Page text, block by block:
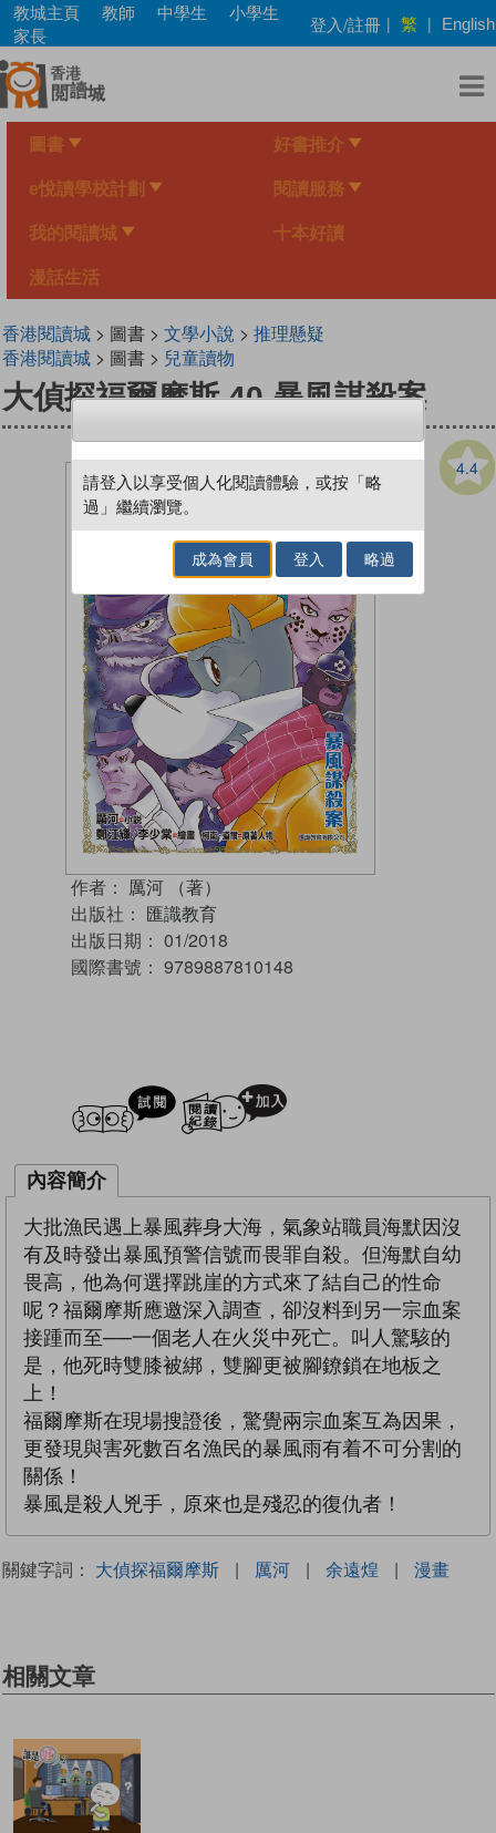
Skip
main
content
教城主頁 教師 中學生
小學生
家長
登入/註冊 | 繁 | English
圖書 好書推介
e悅讀學校計劃 閱讀服務
我的閱讀城 十本好讀
漫話生活
香港閱讀城> 圖書 > 文學小說 > 推理懸疑
香港閱讀城> 圖書 > 兒童讀物
大偵探福爾摩斯 40 暴風謀殺案
4.4
作者： 厲河 （著）
出版社： 匯識教育
出版日期： 01/2018
國際書號： 9789887810148
試閲
內容簡介
大批漁民遇上暴風葬身大海，氣象站職員海默因沒
有及時發出暴風預警信號而畏罪自殺。但海默自幼
畏高，他為何選擇跳崖的方式來了結自己的性命
呢？福爾摩斯應邀深入調查，卻沒料到另一宗血案
接踵而至──一個老人在火災中死亡。叫人驚駭的
是，他死時雙膝被綁，雙腳更被腳鐐鎖在地板之
上！
福爾摩斯在現場搜證後，驚覺兩宗血案互為因果，
更發現與害死數百名漁民的暴風雨有着不可分割的
關係！
暴風是殺人兇手，原來也是殘忍的復仇者！
關鍵字詞： 大偵探福爾摩斯 | 厲河 | 余遠煌 | 漫畫
相關文章
請登入以享受個人化閱讀體驗，或按「略
過」繼續瀏覽。
成為會員 登入 略過